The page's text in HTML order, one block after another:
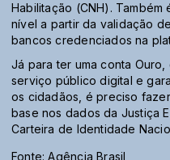
Habilitação (CNH).
nível a partir da validação
bancos credenciados na
Já para ter uma conta
serviço público digital e
os cidadãos, é preciso
base nos dados da Justiça
Carteira de Identidade
Fonte: Agência Brasil